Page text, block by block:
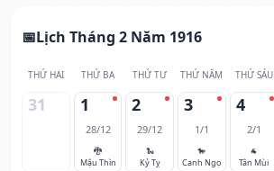
Lịch Tháng 2 Năm 1916
THỨ HAI THỨ BA THỨ TƯ THỨ NĂM THỨ SÁU
31 1
28/12
🐉
Mậu Thìn
2
29/12
🐍
Kỷ Tỵ
3
1/1
🐎
Canh Ngọ
4
2/1
🐐
Tân Mùi